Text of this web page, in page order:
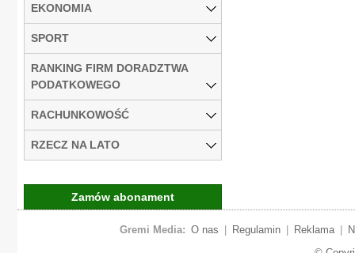
EKONOMIA
SPORT
RANKING FIRM DORADZTWA
PODATKOWEGO
RACHUNKOWOŚĆ
RZECZ NA LATO
Zamów abonament
Gremi Media: O nas Regulamin Reklama